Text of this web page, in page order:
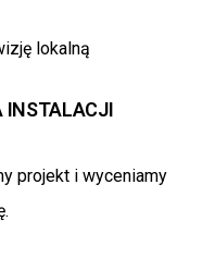
lokalną
INSTALACJI
projekt i wyceniamy